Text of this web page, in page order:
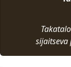
sijaitseva